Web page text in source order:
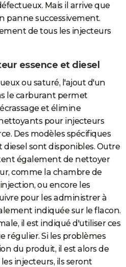
Mais il arrive que
panne successivement.
de tous les injecteurs
essence et diesel
ou saturé, l'ajout d'un
le carburant permet
et élimine
pour injecteurs
Des modèles spécifiques
diesel sont disponibles. Outre
également de nettoyer
comme la chambre de
ou encore les
pour les administrer à
indiquée sur le flacon.
il est indiqué d'utiliser ces
régulier. Si les problèmes
du produit, il est alors de
injecteurs, ils seront